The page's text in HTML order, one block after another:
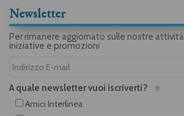
Newsletter
Per rimanere aggiornato sulle nostre attività,
iniziative e promozioni
A quale newsletter vuoi iscriverti?
Amici Interlinea